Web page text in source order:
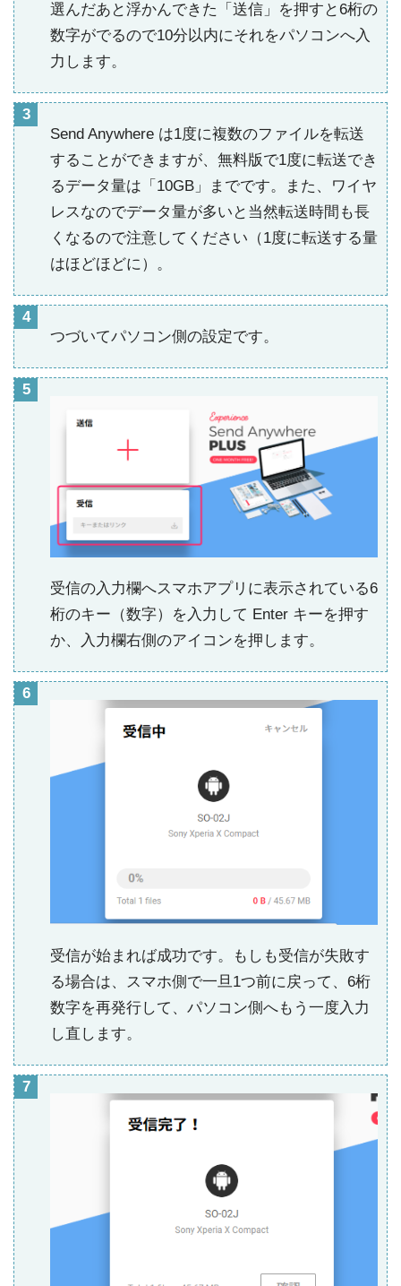
選んだあと浮かんできた「送信」を押すと6桁の
数字がでるので10分以内にそれをパソコンへ入
力します。
Send Anywhere は1度に複数のファイルを転送
することができますが、無料版で1度に転送でき
るデータ量は「10GB」までです。また、ワイヤ
レスなのでデータ量が多いと当然転送時間も長
くなるので注意してください（1度に転送する量
はほどほどに）。
つづいてパソコン側の設定です。
受信の入力欄へスマホアプリに表示されている6
桁のキー（数字）を入力して Enter キーを押す
か、入力欄右側のアイコンを押します。
受信が始まれば成功です。もしも受信が失敗す
る場合は、スマホ側で一旦1つ前に戻って、6桁
数字を再発行して、パソコン側へもう一度入力
し直します。